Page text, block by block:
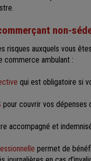
non-
risques auxquels vous
commerce ambulant :
qui est obligatoire si
pour couvrir vos dépenses
accompagné et
permet de